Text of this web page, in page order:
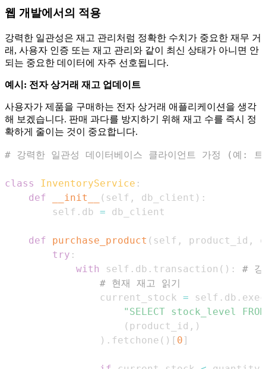
웹 개발에서의 적용
강력한 일관성은 재고 관리처럼 정확한 수치가 중요한 재무 거
래, 사용자 인증 또는 재고 관리와 같이 최신 상태가 아니면 안
되는 중요한 데이터에 자주 선호됩니다.
예시: 전자 상거래 재고 업데이트
사용자가 제품을 구매하는 전자 상거래 애플리케이션을 생각
해 보겠습니다. 판매 과다를 방지하기 위해 재고 수를 즉시 정
확하게 줄이는 것이 중요합니다.
# 강력한 일관성 데이터베이스 클라이언트 가정 (예:
class InventoryService :
def
__init__ ( self , db_client ) :
        self
. db =
def purchase_product ( self , product_id ,
try :
with
self . db . transaction ( ) :
# 강
# 현재 재고 읽기
                current_stock
= self . db .
"SELECT stock_level
( product_id , )
) . fetchone ( ) [ 0 ]